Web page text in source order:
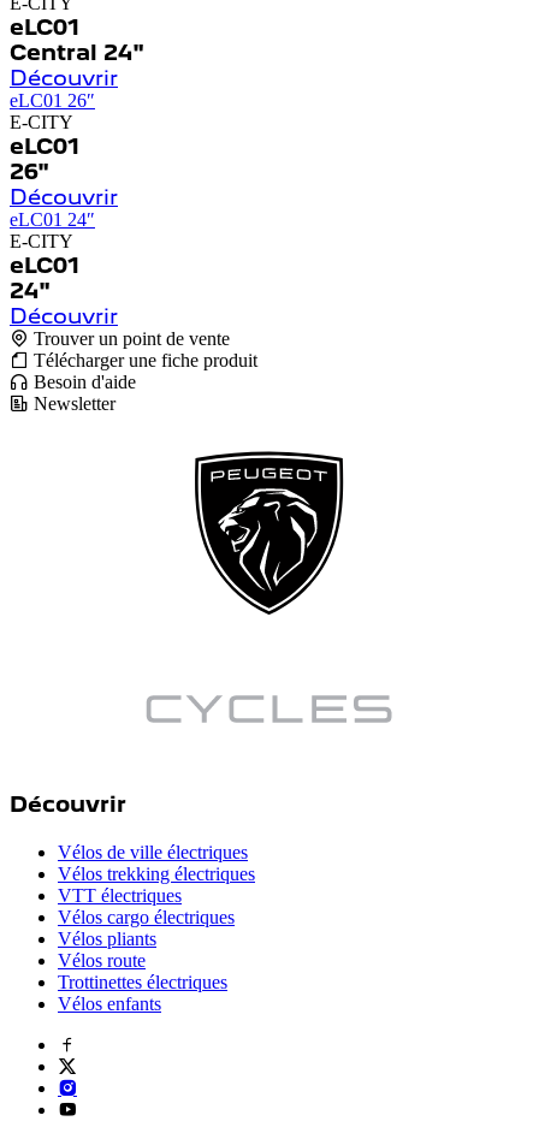
eLC01
Central 24"
Découvrir
eLC01 26″
E-CITY
eLC01
26"
Découvrir
eLC01 24″
E-CITY
eLC01
24"
Découvrir
Trouver un point de vente
Télécharger une fiche produit
Besoin d'aide
Newsletter
Découvrir
Vélos de ville électriques
Vélos trekking électriques
VTT électriques
Vélos cargo électriques
Vélos pliants
Vélos route
Trottinettes électriques
Vélos enfants